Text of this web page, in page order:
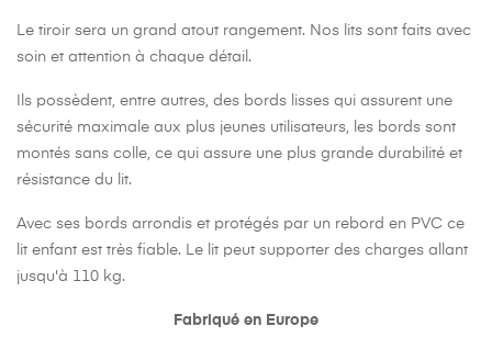
Le tiroir sera un grand atout rangement. Nos lits sont faits avec
soin et attention à chaque détail.
Ils possèdent, entre autres, des bords lisses qui assurent une
sécurité maximale aux plus jeunes utilisateurs, les bords sont
montés sans colle, ce qui assure une plus grande durabilité et
résistance du lit.
Avec ses bords arrondis et protégés par un rebord en PVC ce
lit enfant est très fiable. Le lit peut supporter des charges allant
jusqu'à 110 kg.
Fabriqué en Europe